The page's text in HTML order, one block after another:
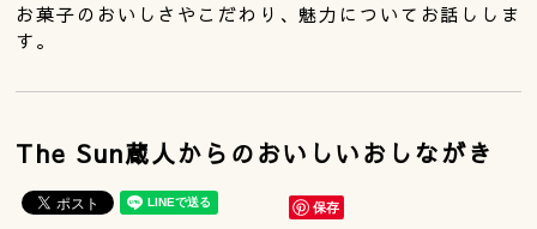
お菓子のおいしさやこだわり、魅力についてお話ししま
す。
The Sun蔵人からのおいしいおしながき
保存